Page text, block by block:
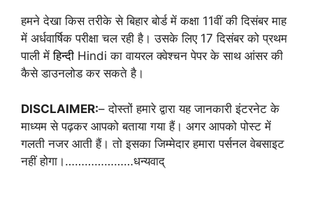
हमने देखा किस तरीके से बिहार बोर्ड में कक्षा 11वीं की दिसंबर माह
में अर्धवार्षिक परीक्षा चल रही है। उसके लिए 17 दिसंबर को प्रथम
पाली मेंहिन्दी Hindi का वायरल क्वेश्चन पेपर के साथ आंसर की
कैसे डाउनलोड कर सकते है।
DISCLAIMER:– दोस्तों हमारे द्वारा यह जानकारी इंटरनेट के
माध्यम से पढ़कर आपको बताया गया हैं। अगर आपको पोस्ट में
गलती नजर आती हैं। तो इसका जिम्मेदार हमारा पर्सनल वेबसाइट
नहीं होगा।…………………धन्यवाद्